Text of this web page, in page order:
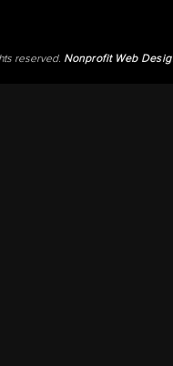
reserved. Nonprofit Web